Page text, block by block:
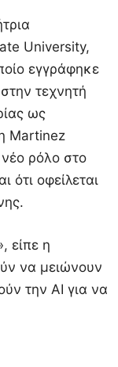
University,
εγγράφηκε
τεχνητή
ως
Martinez
νέο ρόλο στο
ότι οφείλεται
είπε η
να μειώνουν
την AI για να